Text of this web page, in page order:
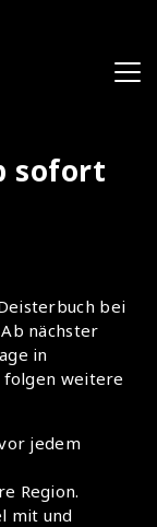
sofort
bei
nächster
in
folgen weitere
jedem
Region.
mit und